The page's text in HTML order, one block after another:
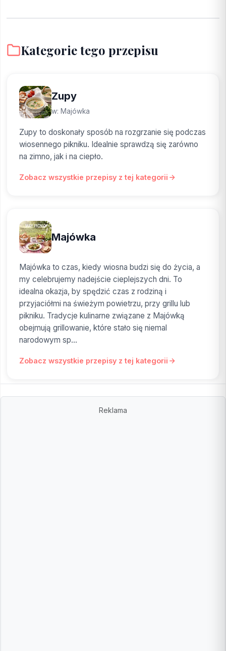
Kategorie tego przepisu
Zupy
w: Majówka
Zupy to doskonały sposób na rozgrzanie się podczas
wiosennego pikniku. Idealnie sprawdzą się zarówno
na zimno, jak i na ciepło.
Zobacz wszystkie przepisy z tej kategorii
Majówka
Majówka to czas, kiedy wiosna budzi się do życia, a
my celebrujemy nadejście cieplejszych dni. To
idealna okazja, by spędzić czas z rodziną i
przyjaciółmi na świeżym powietrzu, przy grillu lub
pikniku. Tradycje kulinarne związane z Majówką
obejmują grillowanie, które stało się niemal
narodowym sp...
Zobacz wszystkie przepisy z tej kategorii
Reklama